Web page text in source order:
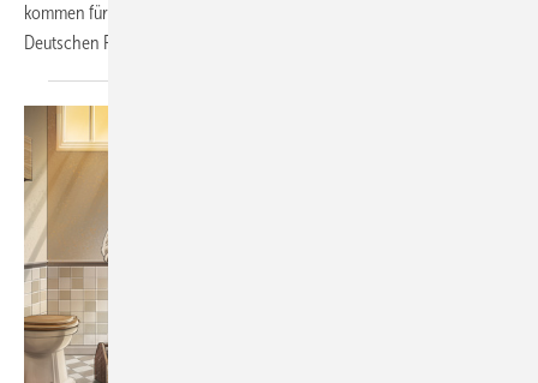
kommen für den Brandschutz Conlit-Rohrabschottungen der
Deutschen Rockwool zum